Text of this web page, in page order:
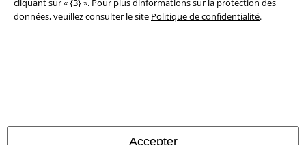
cliquant sur « {3} ». Pour plus dinformations sur la protection des
données, veuillez consulter le site Politique de confidentialité.
Accepter
Informations sur l'accessibilité